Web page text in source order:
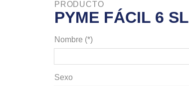
PRODUCTO
PYME FÁCIL 6 SL
Nombre (*)
Sexo